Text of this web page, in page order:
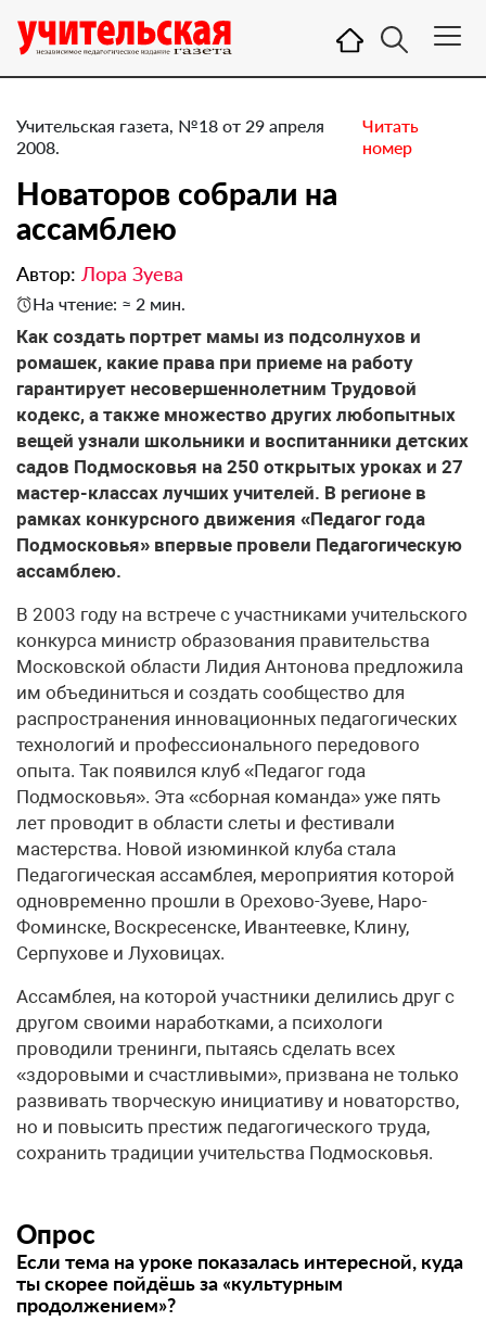
Учительская газета, №18 от 29 апреля
2008.
Читать
номер
Новаторов собрали на
ассамблею
Автор: Лора Зуева
На чтение: ≈ 2 мин.
Как создать портрет мамы из подсолнухов и
ромашек, какие права при приеме на работу
гарантирует несовершеннолетним Трудовой
кодекс, а также множество других любопытных
вещей узнали школьники и воспитанники детских
садов Подмосковья на 250 открытых уроках и 27
мастер-классах лучших учителей. В регионе в
рамках конкурсного движения «Педагог года
Подмосковья» впервые провели Педагогическую
ассамблею.
В 2003 году на встрече с участниками учительского
конкурса министр образования правительства
Московской области Лидия Антонова предложила
им объединиться и создать сообщество для
распространения инновационных педагогических
технологий и профессионального передового
опыта. Так появился клуб «Педагог года
Подмосковья». Эта «сборная команда» уже пять
лет проводит в области слеты и фестивали
мастерства. Новой изюминкой клуба стала
Педагогическая ассамблея, мероприятия которой
одновременно прошли в Орехово-Зуеве, Наро-
Фоминске, Воскресенске, Ивантеевке, Клину,
Серпухове и Луховицах.
Ассамблея, на которой участники делились друг с
другом своими наработками, а психологи
проводили тренинги, пытаясь сделать всех
«здоровыми и счастливыми», призвана не только
развивать творческую инициативу и новаторство,
но и повысить престиж педагогического труда,
сохранить традиции учительства Подмосковья.
Опрос
Если тема на уроке показалась интересной, куда
ты скорее пойдёшь за «культурным
продолжением»?